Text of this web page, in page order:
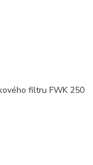
filtru FWK 250